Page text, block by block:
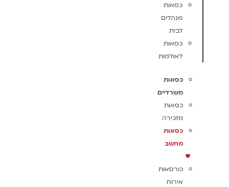
כסאות
מנהלים
לבית
כסאות
לאולמות
כסאות
משרדיים
כסאות
מזכירה
כסאות
מחשב
כורסאות
אירוח